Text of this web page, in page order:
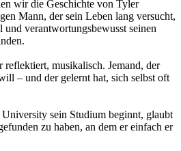
wir die Geschichte von Tyler
Mann, der sein Leben lang versucht,
verantwortungsbewusst seinen
reflektiert, musikalisch. Jemand, der
– und der gelernt hat, sich selbst oft
sein Studium beginnt, glaubt
zu haben, an dem er einfach er